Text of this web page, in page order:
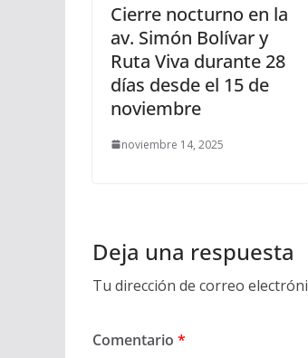
Cierre nocturno en la
av. Simón Bolívar y
Ruta Viva durante 28
días desde el 15 de
noviembre
noviembre 14, 2025
Deja una respuesta
Tu dirección de correo
Comentario *